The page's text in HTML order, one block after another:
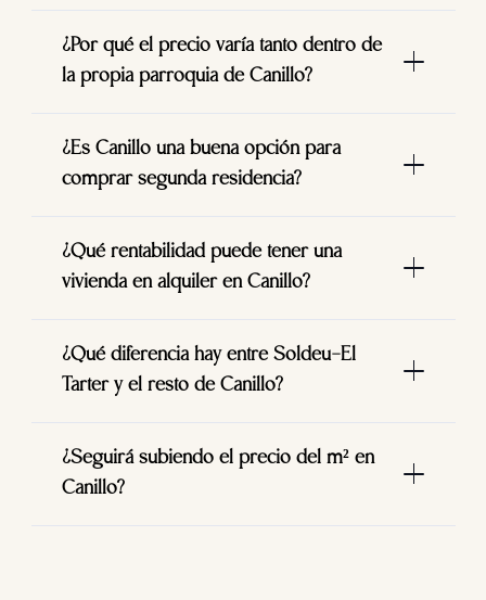
¿Por qué el precio varía tanto dentro de
la propia parroquia de Canillo?
¿Es Canillo una buena opción para
comprar segunda residencia?
¿Qué rentabilidad puede tener una
vivienda en alquiler en Canillo?
¿Qué diferencia hay entre Soldeu-El
Tarter y el resto de Canillo?
¿Seguirá subiendo el precio del m² en
Canillo?